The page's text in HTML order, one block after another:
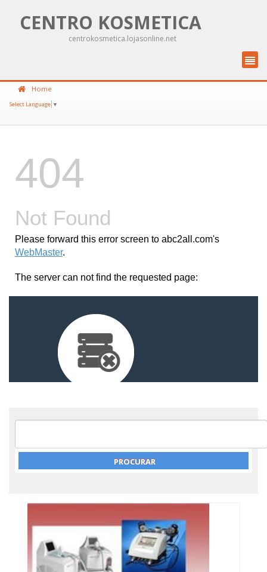
CENTRO KOSMETICA
centrokosmetica.lojasonline.net
Home
Select Language ▼